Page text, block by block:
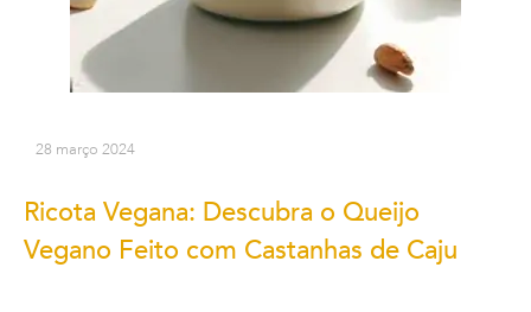
28 março 2024
Ricota Vegana: Descubra o Queijo
Vegano Feito com Castanhas de Caju